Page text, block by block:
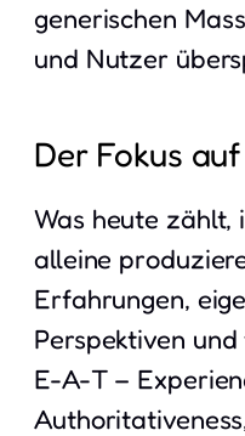
generischen
und Nutzer
Der Fokus
Was heute zählt,
alleine
Erfahrungen,
Perspektiven
E-A-T –